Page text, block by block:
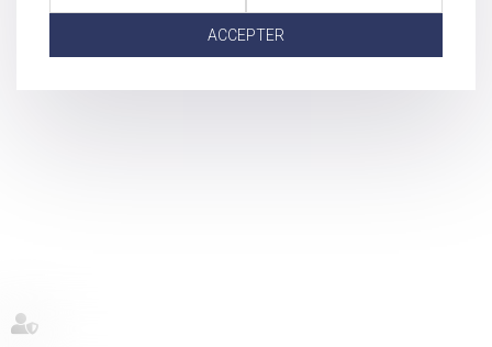
ACCEPTER